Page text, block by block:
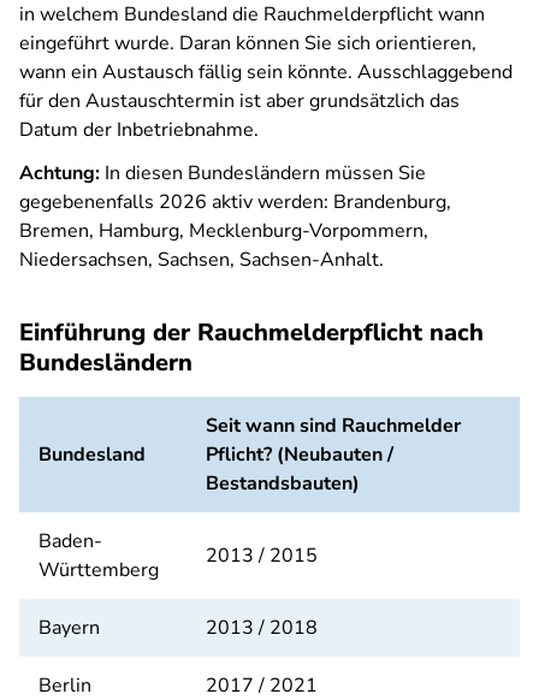
in welchem Bundesland die Rauchmelderpflicht wann
eingeführt wurde. Daran können Sie sich orientieren,
wann ein Austausch fällig sein könnte. Ausschlaggebend
für den Austauschtermin ist aber grundsätzlich das
Datum der Inbetriebnahme.
Achtung: In diesen Bundesländern müssen Sie
gegebenenfalls 2026 aktiv werden: Brandenburg,
Bremen, Hamburg, Mecklenburg-Vorpommern,
Niedersachsen, Sachsen, Sachsen-Anhalt.
Einführung der Rauchmelderpflicht nach
Bundesländern
Bundesland
Seit wann sind Rauchmelder
Pflicht? (Neubauten /
Bestandsbauten)
Baden-
Württemberg
2013 / 2015
Bayern 2013 / 2018
Berlin 2017 / 2021